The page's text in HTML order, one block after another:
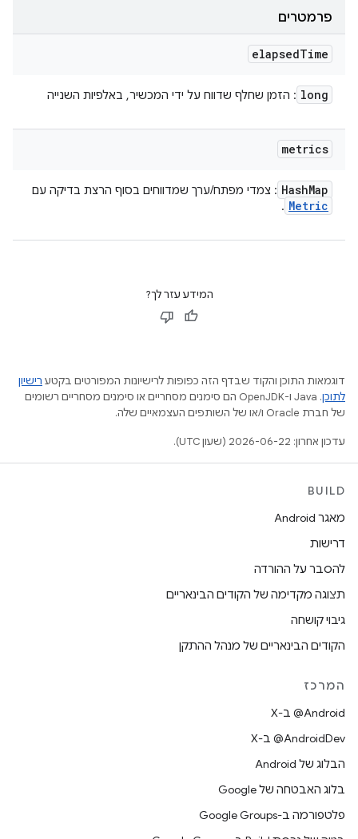
פרמטרים
elapsedTime
long : הזמן שחלף שדווח על ידי המכשיר, באלפיות השנייה
metrics
HashMap : צמדי מפתח/ערך שמדווחים בסוף הרצת בדיקה עם
Metric
.
המידע עזר לך?
דוגמאות התוכן והקוד שבדף הזה כפופות לרישיונות המפורטים בקטע רישיון
לתוכן
.‏ Java ו-OpenJDK הם סימנים מסחריים או סימנים מסחריים רשומים
של חברת Oracle ו/או של השותפים העצמאיים שלה.
עדכון אחרון: 2026-06-22 (שעון UTC).
BUILD
מאגר Android
דרישות
להסבר על ההורדה
תצוגה מקדימה של הקודים הבינאריים
גיבוי קושחה
הקודים הבינאריים של מנהל ההתקן
המרכז
‫‎@Android ב-X
‫‎@AndroidDev ב-X
הבלוג של Android
בלוג האבטחה של Google
פלטפורמה ב-Google Groups